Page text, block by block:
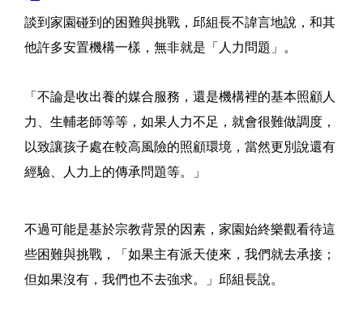
談到家園碰到的困難與挑戰，邱組長不諱言地說，和其
他許多安置機構一樣，無非就是「人力問題」。
「不論是收出養的媒合服務，還是機構裡的基本照顧人
力、生輔老師等等，如果人力不足，就會很難做調度，
以致讓孩子處在較高風險的照顧環境，當然更別說還有
經驗、人力上的傳承問題等。」
不過可能是基於宗教背景的因素，家園始終樂觀看待這
些困難與挑戰，「如果主有派天使來，我們就去承接；
但如果沒有，我們也不去強求。」邱組長說。